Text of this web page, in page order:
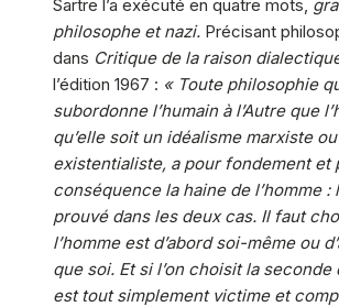
Sartre l’a exécuté en quatre mots,
philosophe et nazi. Précisant
dans Critique de la raison
l’édition 1967 : « Toute philosophie
subordonne l’humain à l’Autre que
qu’elle soit un idéalisme marxiste ou
existentialiste, a pour fondement et
conséquence la haine de l’homme :
prouvé dans les deux cas. Il faut
l’homme est d’abord soi-même ou
que soi. Et si l’on choisit la
est tout simplement victime et